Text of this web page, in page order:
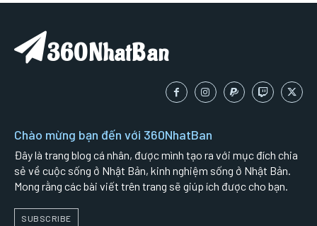
360NhatBan
Chào mừng bạn đến với 360NhatBan
Đây là trang blog cá nhân, được mình tạo ra với mục đích chia
sẻ về cuộc sống ở Nhật Bản, kinh nghiệm sống ở Nhật Bản.
Mong rằng các bài viết trên trang sẽ giúp ích được cho bạn.
SUBSCRIBE